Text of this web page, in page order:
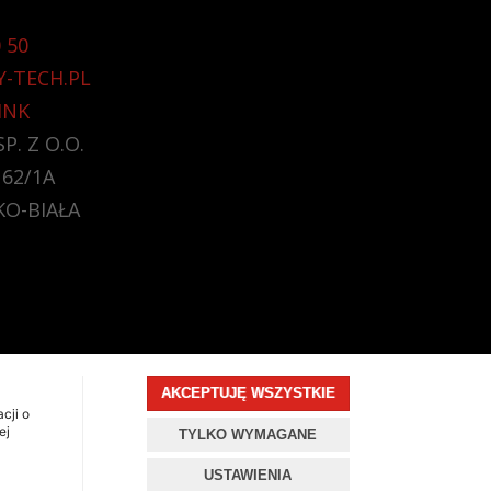
o
AKCEPTUJĘ WSZYSTKIE
TYLKO WYMAGANE
USTAWIENIA
50
TECH.PL
Z O.O.
1A
BIAŁA